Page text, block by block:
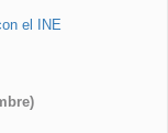
el INE